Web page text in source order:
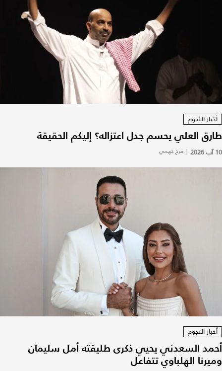
أخبار النجوم
طارق العلي يحسم جدل اعتزاله؟ إليكم الحقيقة
10 آب 2026 | فرح جهمي
أخبار النجوم
أحمد السعدني يحيي ذكرى طليقته أمل سليمان
وميرنا الهلباوي تتفاعل